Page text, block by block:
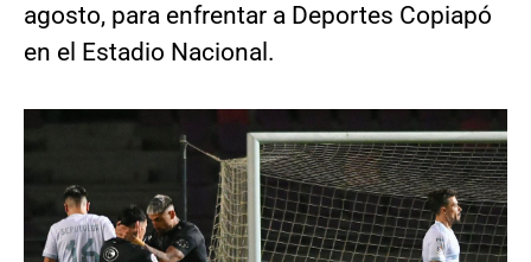
agosto, para enfrentar a Deportes Copiapó
en el Estadio Nacional.